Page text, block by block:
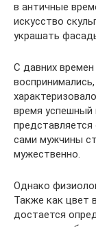
в античные
искусство
украшать
С давних
время успешный
сами мужчины
мужественно.
Однако
Также как цвет
достается